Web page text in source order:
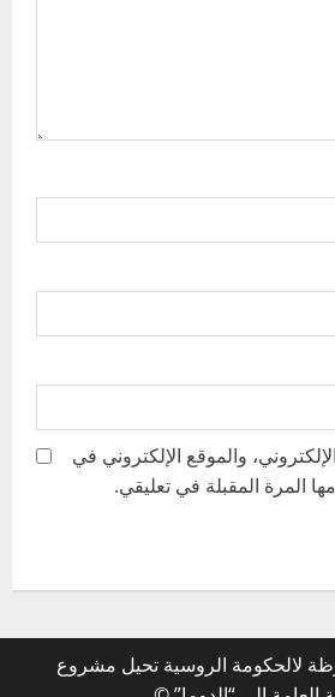
والموقع الإلكتروني في
المرة المقبلة في تعليقي.
لالحكومة الروسية تحيل مشروع